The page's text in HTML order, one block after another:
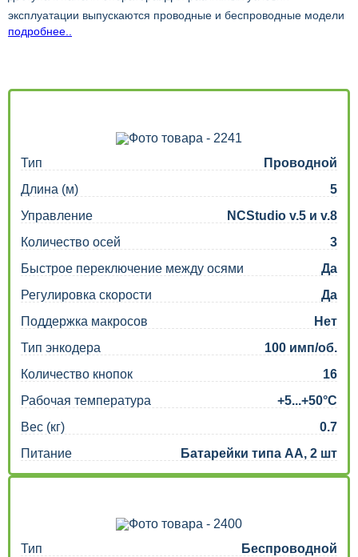
эксплуатации выпускаются проводные и беспроводные модели
пультов управления, позволяющие работать на оптимальном
регулировать скорость подачи, устанавливать "нули" и
станков с ЧПУ делает работу оператора более эффективной и
производственной площадке.
подробнее..
Тип
Проводной
Длина (м)
5
Управление
NCStudio v.5 и v.8
Количество осей
3
Быстрое переключение между осями
Да
Регулировка скорости
Да
Поддержка макросов
Нет
Тип энкодера
100 имп/об.
Количество кнопок
16
Рабочая температура
+5...+50°C
Вес (кг)
0.7
Питание
Батарейки типа АА, 2 шт
Тип
Беспроводной